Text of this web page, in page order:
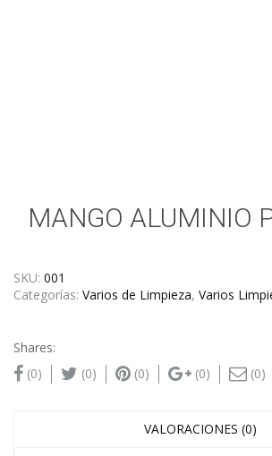
MANGO ALUMINIO
SKU: 001
Categorías: Varios de Limpieza, Varios
Shares:
(0)
(0) (0) (0) (0)
VALORACIONES (0)